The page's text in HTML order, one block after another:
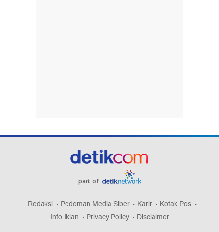
part of
Redaksi Pedoman Media Siber Karir
Kotak Pos
Info Iklan
Privacy Policy Disclaimer